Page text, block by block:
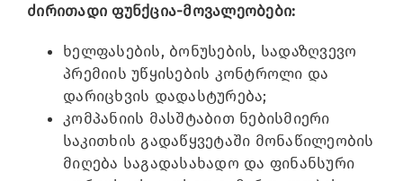
ძირითადი ფუნქცია-მოვალეობები:
ხელფასების, ბონუსების, სადაზღვევო
პრემიის უწყისების კონტროლი და
დარიცხვის დადასტურება;
კომპანიის მასშტაბით ნებისმიერი
საკითხის გადაწყვეტაში მონაწილეობის
მიღება საგადასახადო და ფინანსური